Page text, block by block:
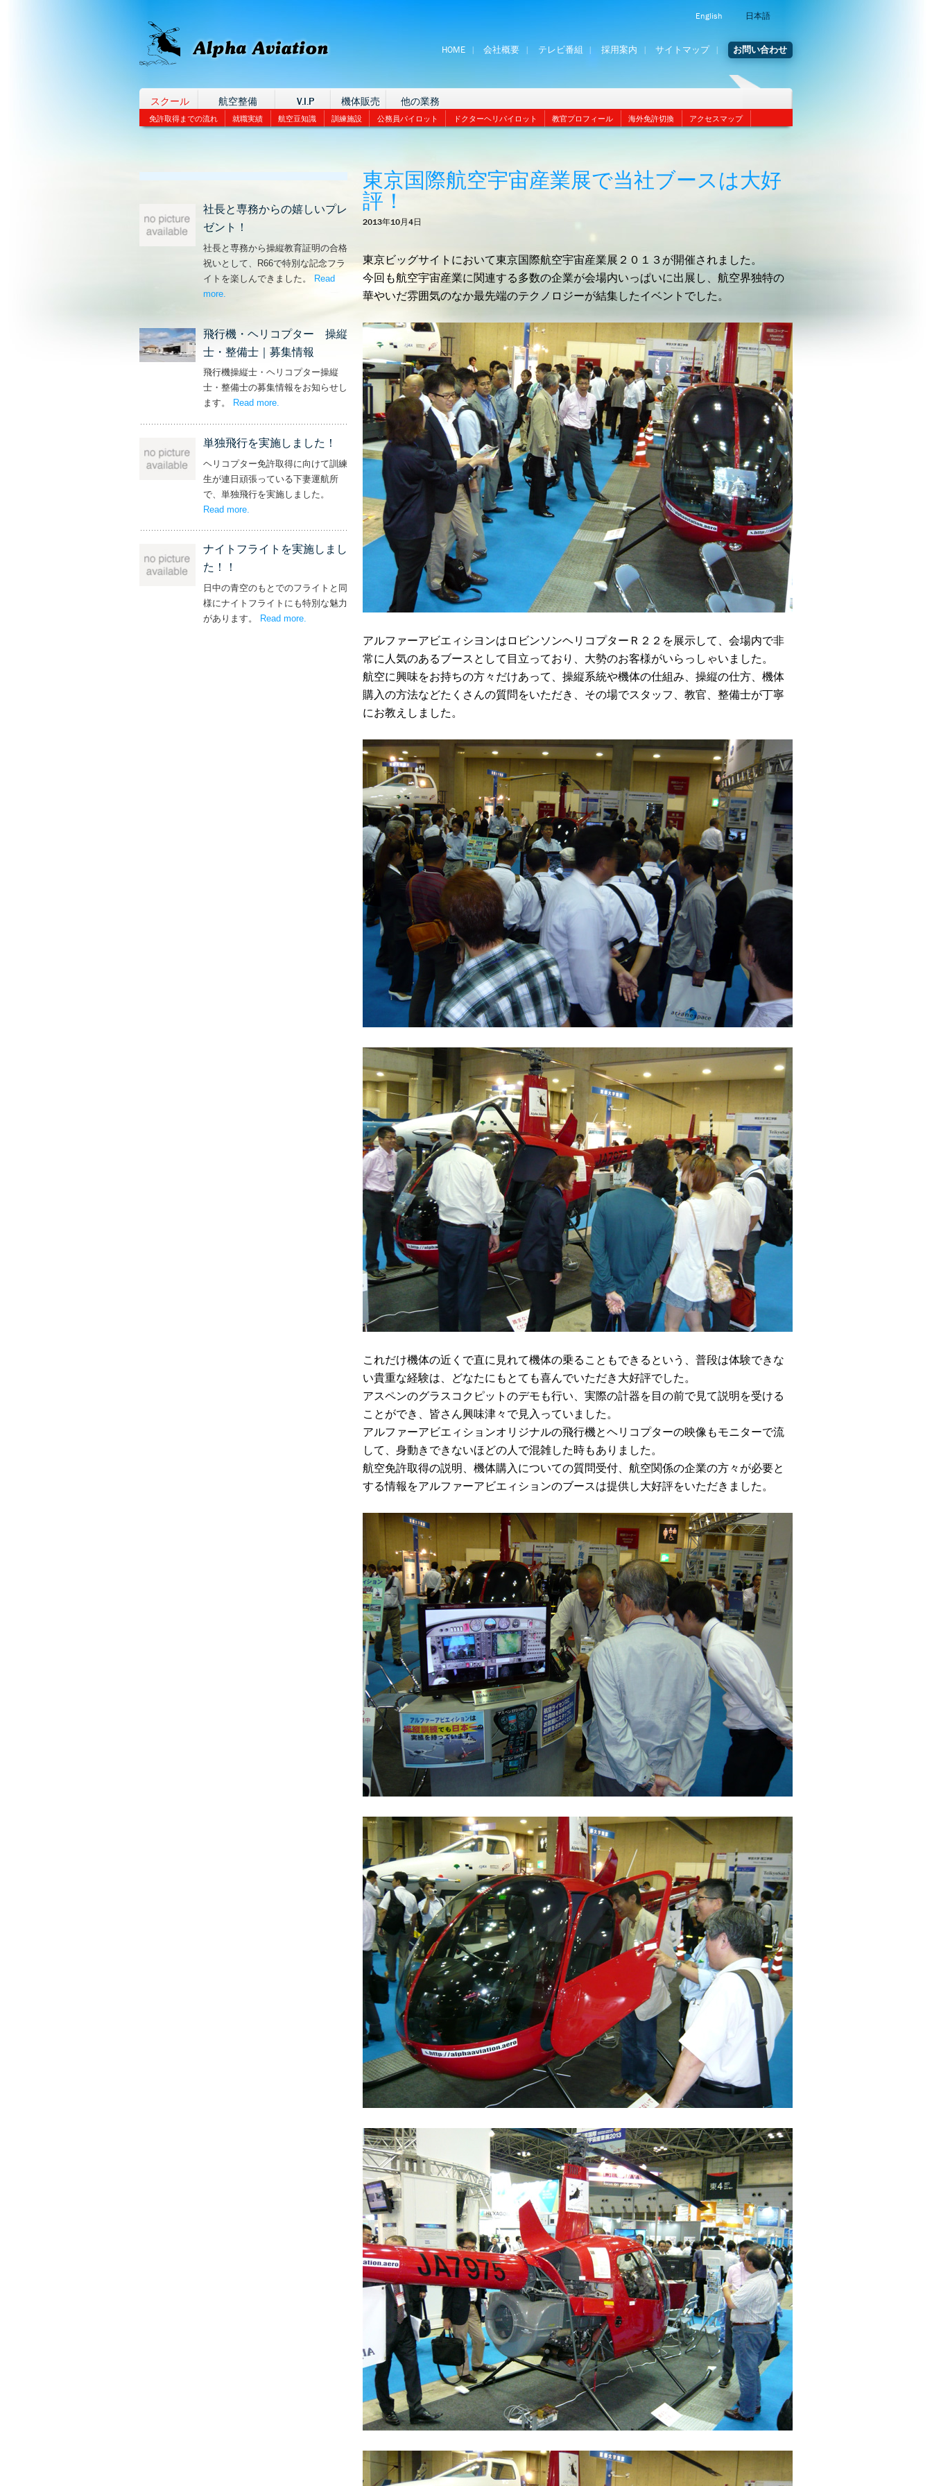
English 日本語
HOME 会社概要 テレビ番組 採用案内 サイトマップ お問い合わせ
スクール 航空整備 V.I.P 機体販売 他の業務
免許取得までの流れ 就職実績 航空豆知識 訓練施設 公務員パイロット ドクターヘリパイロット 教官プロフィール 海外免許切換 アクセスマップ
東京国際航空宇宙産業展で当社ブースは大好
評！
2013年10月4日
東京ビッグサイトにおいて東京国際航空宇宙産業展２０１３が開催されました。
今回も航空宇宙産業に関連する多数の企業が会場内いっぱいに出展し、航空界独特の
華やいだ雰囲気のなか最先端のテクノロジーが結集したイベントでした。
アルファーアビエィシヨンはロビンソンヘリコプターＲ２２を展示して、会場内で非
常に人気のあるブースとして目立っており、大勢のお客様がいらっしゃいました。
航空に興味をお持ちの方々だけあって、操縦系統や機体の仕組み、操縦の仕方、機体
購入の方法などたくさんの質問をいただき、その場でスタッフ、教官、整備士が丁寧
にお教えしました。
これだけ機体の近くで直に見れて機体の乗ることもできるという、普段は体験できな
い貴重な経験は、どなたにもとても喜んでいただき大好評でした。
アスペンのグラスコクピットのデモも行い、実際の計器を目の前で見て説明を受ける
ことができ、皆さん興味津々で見入っていました。
アルファーアビエィションオリジナルの飛行機とヘリコプターの映像もモニターで流
して、身動きできないほどの人で混雑した時もありました。
航空免許取得の説明、機体購入についての質問受付、航空関係の企業の方々が必要と
する情報をアルファーアビエィションのブースは提供し大好評をいただきました。
社長と専務からの嬉しいプレ
ゼント！
社長と専務から操縦教育証明の合格
祝いとして、R66で特別な記念フラ
イトを楽しんできました。
Read
more – ‘社長と専務からの嬉しいプレゼント！’
飛行機・ヘリコプター 操縦
士・整備士｜募集情報
飛行機操縦士・ヘリコプター操縦
士・整備士の募集情報をお知らせし
ます。
Read more– ‘飛行機・ヘリコプター 操縦士・整備士｜募集情報’
.
単独飛行を実施しました！
ヘリコプター免許取得に向けて訓練
生が連日頑張っている下妻運航所
で、単独飛行を実施しました。
Read more – ‘単独飛行を実施しました！’
ナイトフライトを実施しまし
た！！
日中の青空のもとでのフライトと同
様にナイトフライトにも特別な魅力
があります。
Read more– ‘ナイトフライトを実施しました！！’
.